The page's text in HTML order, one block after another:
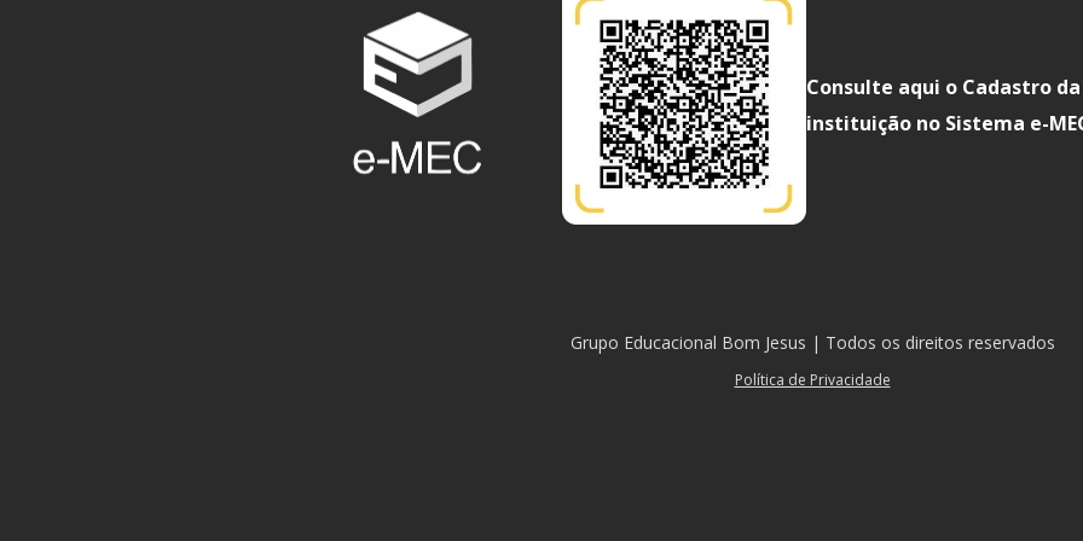
Consulte aqui o Cadastro da
instituição no Sistema e-
Grupo Educacional Bom Jesus | Todos os direitos reservados
Política de Privacidade